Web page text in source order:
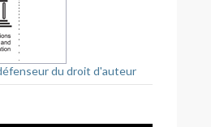
du droit d'auteur